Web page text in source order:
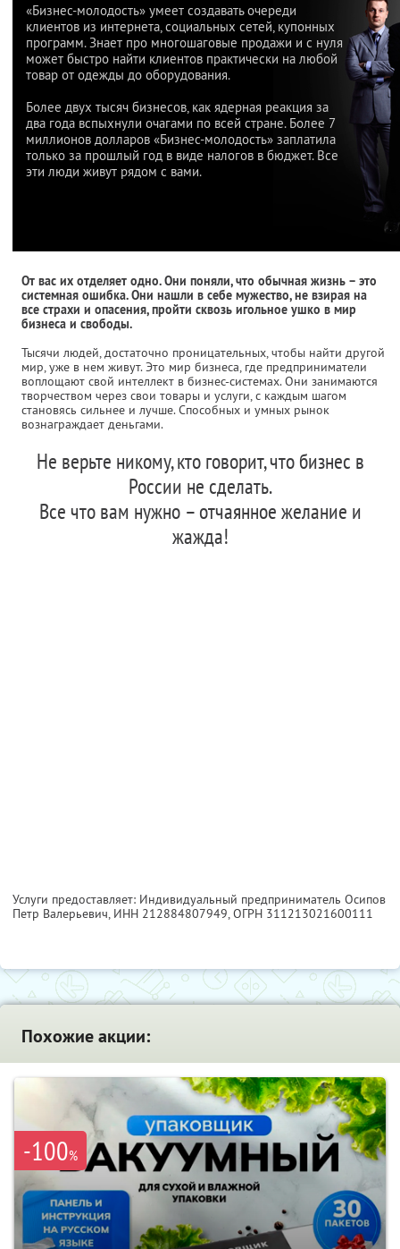
«Бизнес-молодость» умеет создавать очереди
клиентов из интернета, социальных сетей, купонных
программ. Знает про многошаговые продажи и с нуля
может быстро найти клиентов практически на любой
товар от одежды до оборудования.
Более двух тысяч бизнесов, как ядерная реакция за
два года вспыхнули очагами по всей стране. Более 7
миллионов долларов «Бизнес-молодость» заплатила
только за прошлый год в виде налогов в бюджет. Все
эти люди живут рядом с вами.
От вас их отделяет одно. Они поняли, что обычная жизнь – это
системная ошибка. Они нашли в себе мужество, не взирая на
все страхи и опасения, пройти сквозь игольное ушко в мир
бизнеса и свободы.
Тысячи людей, достаточно проницательных, чтобы найти другой
мир, уже в нем живут. Это мир бизнеса, где предприниматели
воплощают свой интеллект в бизнес-системах. Они занимаются
творчеством через свои товары и услуги, с каждым шагом
становясь сильнее и лучше. Способных и умных рынок
вознаграждает деньгами.
Не верьте никому, кто говорит, что бизнес в
России не сделать.
Все что вам нужно – отчаянное желание и
жажда!
Услуги предоставляет: Индивидуальный предприниматель Осипов
Петр Валерьевич, ИНН 212884807949, ОГРН 311213021600111
Похожие акции:
-100%